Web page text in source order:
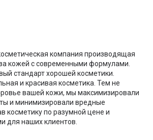
компания производящая
кожей с современными формулами.
стандарт хорошей косметики.
и красивая косметика. Тем не
вашей кожи, мы максимизировали
и минимизировали вредные
косметику по разумной цене и
для наших клиентов.